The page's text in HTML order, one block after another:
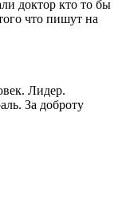
доктор кто то бы
что пишут на
Лидер.
За доброту